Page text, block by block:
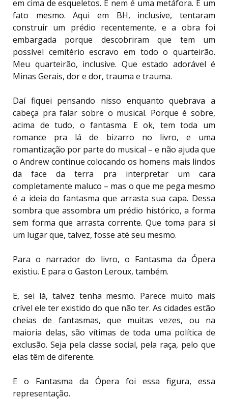
em cima de esqueletos. E nem é uma metáfora. É um
fato mesmo. Aqui em BH, inclusive, tentaram
construir um prédio recentemente, e a obra foi
embargada porque descobriram que tem um
possível cemitério escravo em todo o quarteirão.
Meu quarteirão, inclusive. Que estado adorável é
Minas Gerais, dor e dor, trauma e trauma.
Daí fiquei pensando nisso enquanto quebrava a
cabeça pra falar sobre o musical. Porque é sobre,
acima de tudo, o fantasma. E ok, tem toda um
romance pra lá de bizarro no livro, e uma
romantização por parte do musical – e não ajuda que
o Andrew continue colocando os homens mais lindos
da face da terra pra interpretar um cara
completamente maluco – mas o que me pega mesmo
é a ideia do fantasma que arrasta sua capa. Dessa
sombra que assombra um prédio histórico, a forma
sem forma que arrasta corrente. Que toma para si
um lugar que, talvez, fosse até seu mesmo.
Para o narrador do livro, o Fantasma da Ópera
existiu. E para o Gaston Leroux, também.
E, sei lá, talvez tenha mesmo. Parece muito mais
crível ele ter existido do que não ter. As cidades estão
cheias de fantasmas, que muitas vezes, ou na
maioria delas, são vítimas de toda uma política de
exclusão. Seja pela classe social, pela raça, pelo que
elas têm de diferente.
E o Fantasma da Ópera foi essa figura, essa
representação.